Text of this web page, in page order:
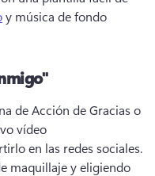
y música de fondo
de Acción de Gracias o
vídeo
maquillaje y eligiendo